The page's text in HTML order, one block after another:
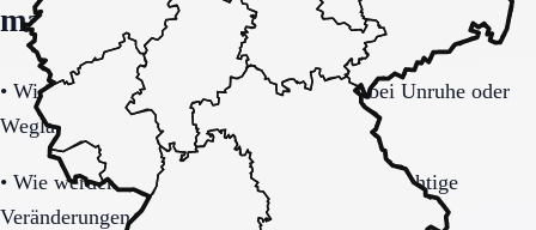
machen
• Wie tragfähig ist das Sicherheitskonzept bei Unruhe oder
Weglauftendenz?
• Wie werden Angehörige informiert und in wichtige
Veränderungen eingebunden?